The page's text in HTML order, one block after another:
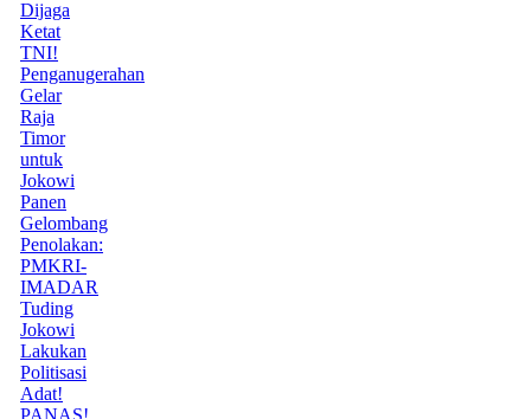
Dijaga
Ketat
TNI!
Penganugerahan
Gelar
Raja
Timor
untuk
Jokowi
Panen
Gelombang
Penolakan:
PMKRI-
IMADAR
Tuding
Jokowi
Lakukan
Politisasi
Adat!
PANAS!